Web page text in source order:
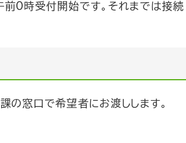
時受付開始です。それまでは接続
窓口で希望者にお渡しします。